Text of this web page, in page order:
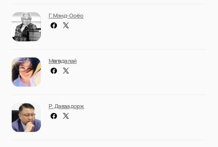
Г. Мэнд-Ооёо
Мөнгөндалай
Р. Даваадорж